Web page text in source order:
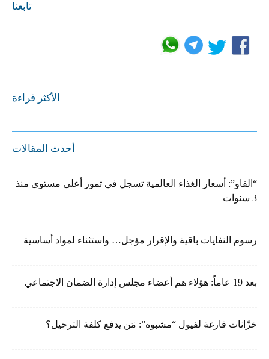
تابعنا
الأكثر قراءة
أحدث المقالات
“الفاو”: أسعار الغذاء العالمية تسجل في تموز أعلى مستوى منذ
3 سنوات
رسوم النفايات باقية والإقرار مؤجل… واستثناء لمواد أساسية
بعد 19 عاماً: هؤلاء هم أعضاء مجلس إدارة الضمان الاجتماعي
خزّانات فارغة لفيول “مشبوه”: مَن يدفع كلفة الترحيل؟